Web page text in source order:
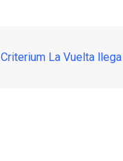
Criterium La Vuelta